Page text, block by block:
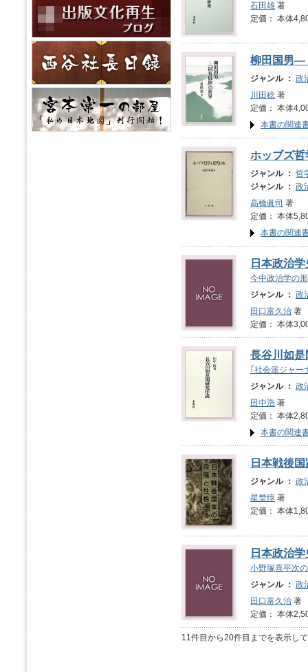
石田雄 著
定価： 本体
柳田国男―
ジャンル ： 政
川田稔 著
定価： 本体
本書の関連
ホッブズ
ジャンル ： 哲
ジャンル ： 政
高橋眞司 著
定価： 本体
本書の関連
日本政治
今中政治学の
ジャンル ： 政
田口富久治 著
定価： 本体
長谷川如
｢社会派ジャー
ジャンル ： 政
田中浩 著
定価： 本体
本書の関連
日本戦後
ジャンル ： 政
星埜惇 著
定価： 本体
日本政治
小野塚喜平次
ジャンル ： 政
田口富久治 著
定価： 本体
11件目から20件目までを表示し